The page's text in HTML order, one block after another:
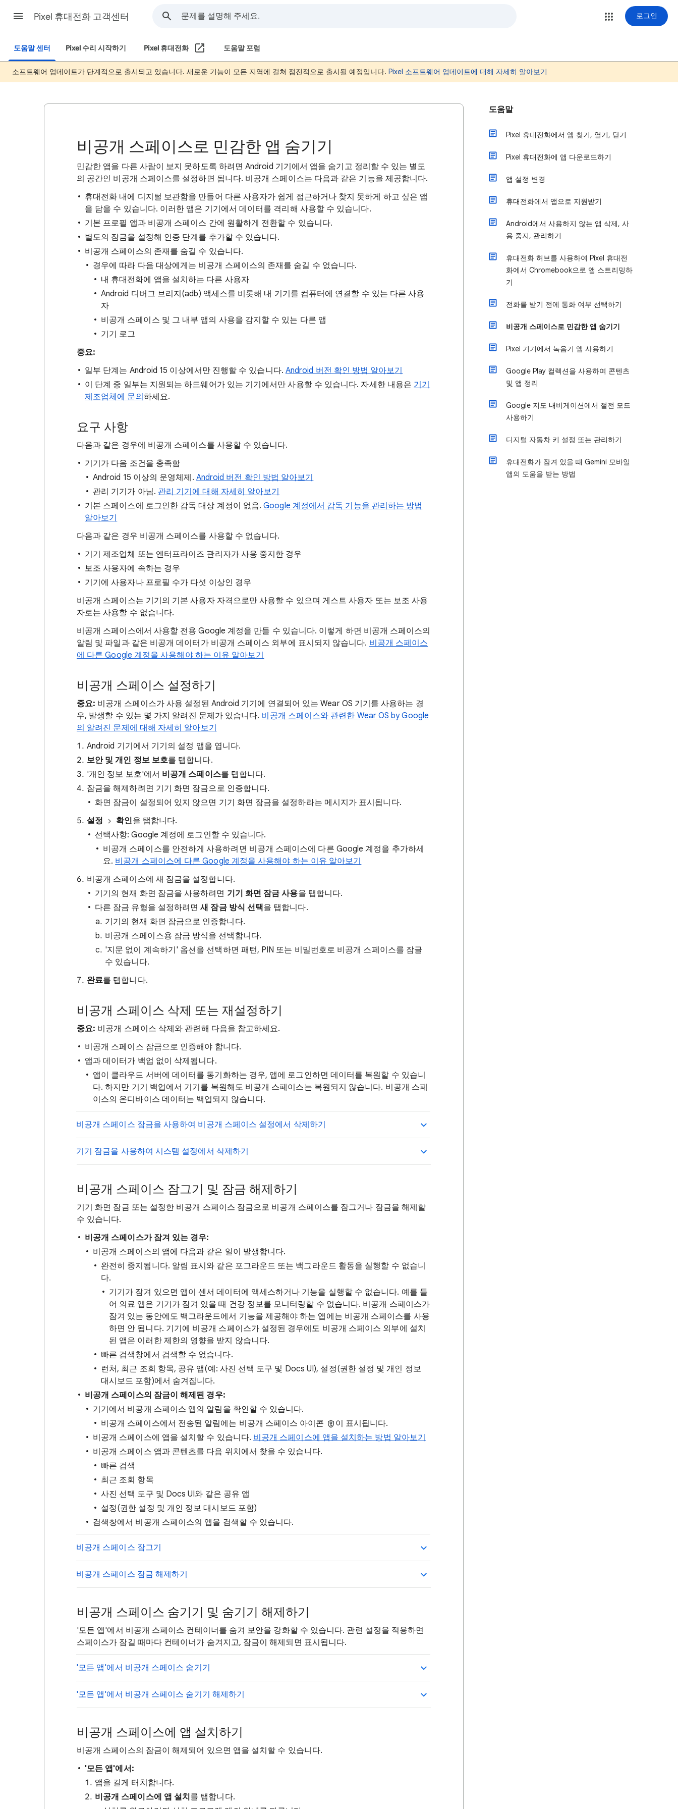
Pixel 휴대전화 고객센터 로그인
도움말 센터 Pixel 수리 시작하기 Pixel 휴대전화 도움말 포럼
소프트웨어 업데이트가 단계적으로 출시되고 있습니다. 새로운 기능이 모든 지역에 걸쳐 점진적으로 출시될 예정입니다. Pixel 소프트웨어 업데이트에 대해 자세히 알아보기
비공개 스페이스로 민감한 앱 숨기기
민감한 앱을 다른 사람이 보지 못하도록 하려면 Android 기기에서 앱을 숨기고 정리할 수 있는 별도
의 공간인 비공개 스페이스를 설정하면 됩니다. 비공개 스페이스는 다음과 같은 기능을 제공합니다.
휴대전화 내에 디지털 보관함을 만들어 다른 사용자가 쉽게 접근하거나 찾지 못하게 하고 싶은 앱
을 담을 수 있습니다. 이러한 앱은 기기에서 데이터를 격리해 사용할 수 있습니다.
기본 프로필 앱과 비공개 스페이스 간에 원활하게 전환할 수 있습니다.
별도의 잠금을 설정해 인증 단계를 추가할 수 있습니다.
비공개 스페이스의 존재를 숨길 수 있습니다.
경우에 따라 다음 대상에게는 비공개 스페이스의 존재를 숨길 수 없습니다.
내 휴대전화에 앱을 설치하는 다른 사용자
Android 디버그 브리지(adb) 액세스를 비롯해 내 기기를 컴퓨터에 연결할 수 있는 다른 사용
자
비공개 스페이스 및 그 내부 앱의 사용을 감지할 수 있는 다른 앱
기기 로그
중요:
일부 단계는 Android 15 이상에서만 진행할 수 있습니다. Android 버전 확인 방법 알아보기
이 단계 중 일부는 지원되는 하드웨어가 있는 기기에서만 사용할 수 있습니다. 자세한 내용은 기기
제조업체에 문의 하세요.
요구 사항
다음과 같은 경우에 비공개 스페이스를 사용할 수 있습니다.
기기가 다음 조건을 충족함
Android 15 이상의 운영체제. Android 버전 확인 방법 알아보기
관리 기기가 아님. 관리 기기에 대해 자세히 알아보기
기본 스페이스에 로그인한 감독 대상 계정이 없음.Google 계정에서 감독 기능을 관리하는 방법
알아보기
다음과 같은 경우 비공개 스페이스를 사용할 수 없습니다.
기기 제조업체 또는 엔터프라이즈 관리자가 사용 중지한 경우
보조 사용자에 속하는 경우
기기에 사용자나 프로필 수가 다섯 이상인 경우
비공개 스페이스는 기기의 기본 사용자 자격으로만 사용할 수 있으며 게스트 사용자 또는 보조 사용
자로는 사용할 수 없습니다.
비공개 스페이스에서 사용할 전용 Google 계정을 만들 수 있습니다. 이렇게 하면 비공개 스페이스의
알림 및 파일과 같은 비공개 데이터가 비공개 스페이스 외부에 표시되지 않습니다. 비공개 스페이스
에 다른 Google 계정을 사용해야 하는 이유 알아보기
비공개 스페이스 설정하기
중요: 비공개 스페이스가 사용 설정된 Android 기기에 연결되어 있는 Wear OS 기기를 사용하는 경
우, 발생할 수 있는 몇 가지 알려진 문제가 있습니다. 비공개 스페이스와 관련한 Wear OS by Google
의 알려진 문제에 대해 자세히 알아보기
Android 기기에서 기기의 설정 앱을 엽니다.
보안 및 개인 정보 보호를 탭합니다.
'개인 정보 보호'에서 비공개 스페이스를 탭합니다.
잠금을 해제하려면 기기 화면 잠금으로 인증합니다.
화면 잠금이 설정되어 있지 않으면 기기 화면 잠금을 설정하라는 메시지가 표시됩니다.
설정
확인을 탭합니다.
선택사항: Google 계정에 로그인할 수 있습니다.
비공개 스페이스를 안전하게 사용하려면 비공개 스페이스에 다른 Google 계정을 추가하세
요. 비공개 스페이스에 다른 Google 계정을 사용해야 하는 이유 알아보기
비공개 스페이스에 새 잠금을 설정합니다.
기기의 현재 화면 잠금을 사용하려면 기기 화면 잠금 사용을 탭합니다.
다른 잠금 유형을 설정하려면새 잠금 방식 선택을 탭합니다.
기기의 현재 화면 잠금으로 인증합니다.
비공개 스페이스용 잠금 방식을 선택합니다.
'지문 없이 계속하기' 옵션을 선택하면 패턴, PIN 또는 비밀번호로 비공개 스페이스를 잠글
수 있습니다.
완료를 탭합니다.
비공개 스페이스 삭제 또는 재설정하기
중요: 비공개 스페이스 삭제와 관련해 다음을 참고하세요.
비공개 스페이스 잠금으로 인증해야 합니다.
앱과 데이터가 백업 없이 삭제됩니다.
앱이 클라우드 서버에 데이터를 동기화하는 경우, 앱에 로그인하면 데이터를 복원할 수 있습니
다. 하지만 기기 백업에서 기기를 복원해도 비공개 스페이스는 복원되지 않습니다. 비공개 스페
이스의 온디바이스 데이터는 백업되지 않습니다.
비공개 스페이스 잠금을 사용하여 비공개 스페이스 설정에서 삭제하기
기기 잠금을 사용하여 시스템 설정에서 삭제하기
비공개 스페이스 잠그기 및 잠금 해제하기
기기 화면 잠금 또는 설정한 비공개 스페이스 잠금으로 비공개 스페이스를 잠그거나 잠금을 해제할
수 있습니다.
비공개 스페이스가 잠겨 있는 경우:
비공개 스페이스의 앱에 다음과 같은 일이 발생합니다.
완전히 중지됩니다. 알림 표시와 같은 포그라운드 또는 백그라운드 활동을 실행할 수 없습니
다.
기기가 잠겨 있으면 앱이 센서 데이터에 액세스하거나 기능을 실행할 수 없습니다. 예를 들
어 의료 앱은 기기가 잠겨 있을 때 건강 정보를 모니터링할 수 없습니다. 비공개 스페이스가
잠겨 있는 동안에도 백그라운드에서 기능을 제공해야 하는 앱에는 비공개 스페이스를 사용
하면 안 됩니다. 기기에 비공개 스페이스가 설정된 경우에도 비공개 스페이스 외부에 설치
된 앱은 이러한 제한의 영향을 받지 않습니다.
빠른 검색창에서 검색할 수 없습니다.
런처, 최근 조회 항목, 공유 앱(예: 사진 선택 도구 및 Docs UI), 설정(권한 설정 및 개인 정보
대시보드 포함)에서 숨겨집니다.
비공개 스페이스의 잠금이 해제된 경우:
기기에서 비공개 스페이스 앱의 알림을 확인할 수 있습니다.
비공개 스페이스에서 전송된 알림에는 비공개 스페이스 아이콘
이 표시됩니다.
비공개 스페이스에 앱을 설치할 수 있습니다. 비공개 스페이스에 앱을 설치하는 방법 알아보기
비공개 스페이스 앱과 콘텐츠를 다음 위치에서 찾을 수 있습니다.
빠른 검색
최근 조회 항목
사진 선택 도구 및 Docs UI와 같은 공유 앱
설정(권한 설정 및 개인 정보 대시보드 포함)
검색창에서 비공개 스페이스의 앱을 검색할 수 있습니다.
비공개 스페이스 잠그기
비공개 스페이스 잠금 해제하기
비공개 스페이스 숨기기 및 숨기기 해제하기
'모든 앱'에서 비공개 스페이스 컨테이너를 숨겨 보안을 강화할 수 있습니다. 관련 설정을 적용하면
스페이스가 잠길 때마다 컨테이너가 숨겨지고, 잠금이 해제되면 표시됩니다.
'모든 앱'에서 비공개 스페이스 숨기기
'모든 앱'에서 비공개 스페이스 숨기기 해제하기
비공개 스페이스에 앱 설치하기
비공개 스페이스의 잠금이 해제되어 있으면 앱을 설치할 수 있습니다.
'모든 앱'에서:
앱을 길게 터치합니다.
비공개 스페이스에 앱 설치 를 탭합니다.
도움말
Pixel 휴대전화에서 앱 찾기, 열기, 닫기
Pixel 휴대전화에 앱 다운로드하기
앱 설정 변경
휴대전화에서 앱으로 지원받기
Android에서 사용하지 않는 앱 삭제, 사
용 중지, 관리하기
휴대전화 허브를 사용하여 Pixel 휴대전
화에서 Chromebook으로 앱 스트리밍하
기
전화를 받기 전에 통화 여부 선택하기
비공개 스페이스로 민감한 앱 숨기기
Pixel 기기에서 녹음기 앱 사용하기
Google Play 컬렉션을 사용하여 콘텐츠
및 앱 정리
Google 지도 내비게이션에서 절전 모드
사용하기
디지털 자동차 키 설정 또는 관리하기
휴대전화가 잠겨 있을 때 Gemini 모바일
앱의 도움을 받는 방법